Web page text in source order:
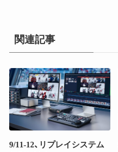
関連記事
9/11-12、リプレイシステム